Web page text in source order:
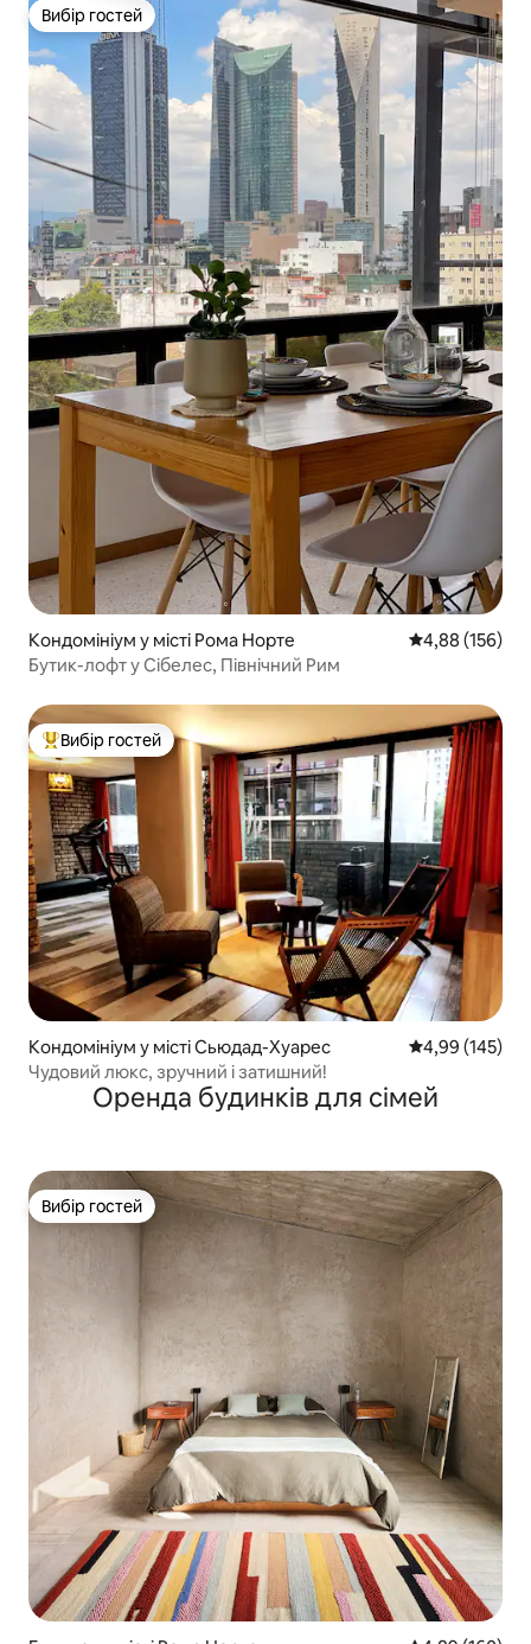
Вибір гостей
Вибір гостей
Кондомініум у місті Рома Норте Середня
4,88 (156)
Бутик-лофт у Сібелес, Північний Рим
Топ вибір гостей
Вибір гостей
Кондомініум у місті Сьюдад-Хуарес Середня
4,99 (145)
Чудовий люкс, зручний і затишний!
Оренда будинків для сімей
Вибір гостей
Вибір гостей